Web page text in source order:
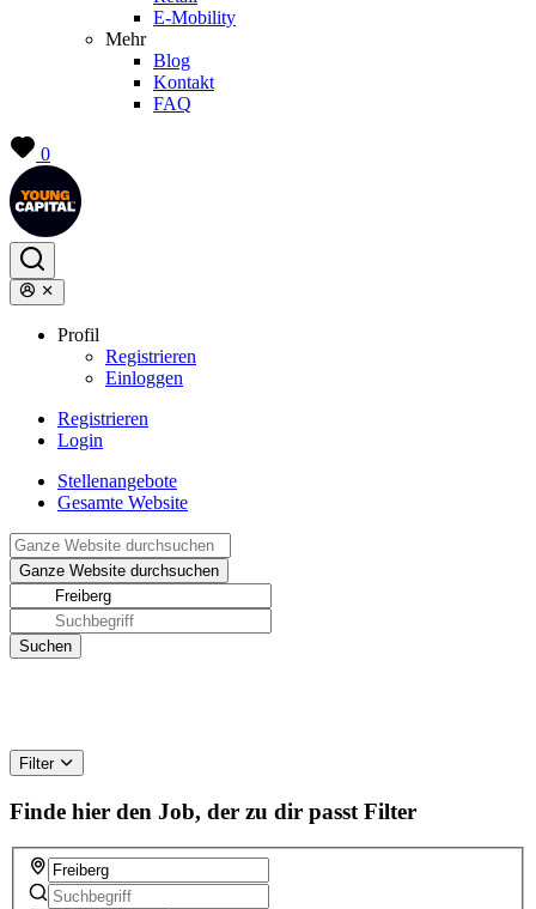
E-Mobility
Mehr
Blog
Kontakt
FAQ
0
Profil
Registrieren
Einloggen
Registrieren
Login
Stellenangebote
Gesamte Website
Filter
Finde hier den Job, der zu dir passt Filter